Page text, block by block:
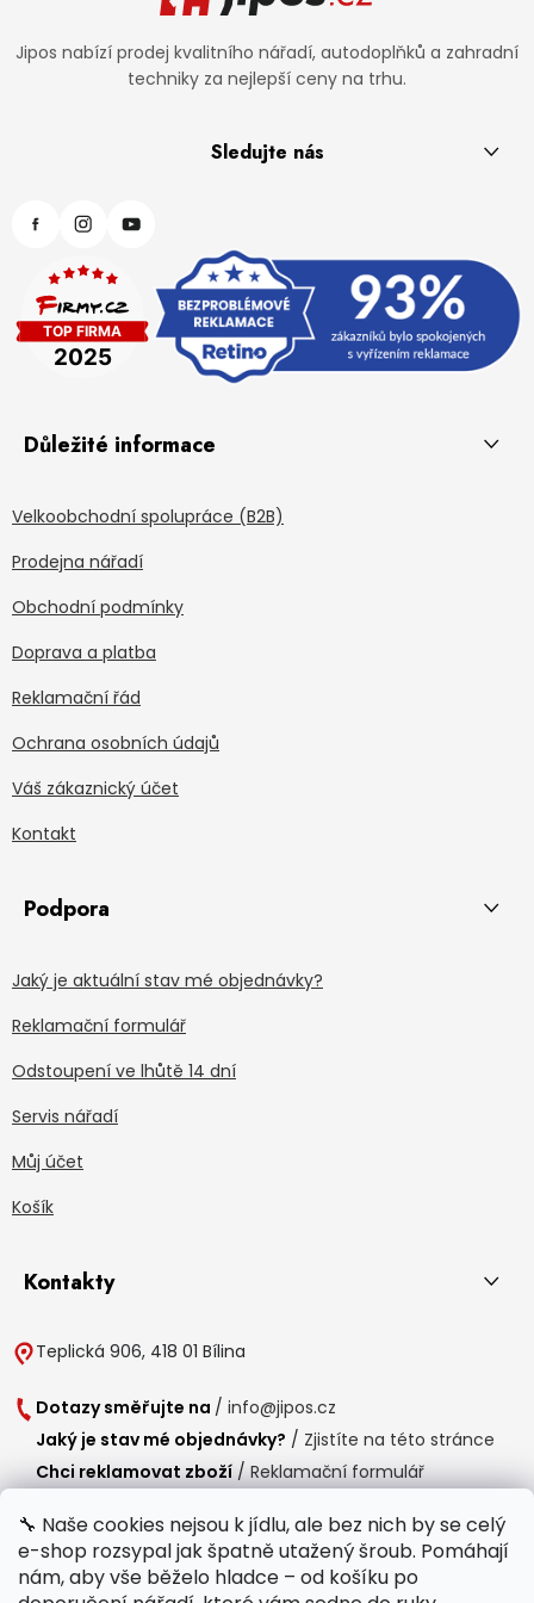
🔧 Naše cookies nejsou k jídlu, ale bez nich by se celý
e-shop rozsypal jak špatně utažený šroub. Pomáhají
nám, aby vše běželo hladce – od košíku po
Jipos nabízí prodej kvalitního nářadí, autodoplňků a zahradní
techniky za nejlepší ceny na trhu.
Sledujte nás
Důležité informace
Velkoobchodní spolupráce (B2B)
Prodejna nářadí
Obchodní podmínky
Doprava a platba
Reklamační řád
Ochrana osobních údajů
Váš zákaznický účet
Kontakt
Podpora
Jaký je aktuální stav mé objednávky?
Reklamační formulář
Odstoupení ve lhůtě 14 dní
Servis nářadí
Můj účet
Košík
Kontakty
Teplická 906, 418 01 Bílina
Dotazy směřujte na / info@jipos.cz
Jaký je stav mé objednávky? / Zjistíte na této stránce
Chci reklamovat zboží / Reklamační formulář
Provozní doba
Po-Čt / 8:00 - 15:00